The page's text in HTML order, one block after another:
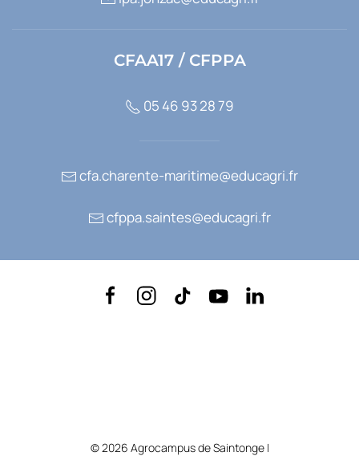
CFAA17 / CFPPA
05 46 93 28 79
cfa.charente-maritime@educagri.fr
cfppa.saintes@educagri.fr
©2026 Agrocampus de Saintonge |